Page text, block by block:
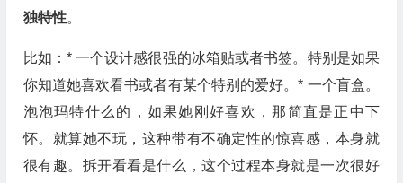
独特性。
比如：* 一个设计感很强的冰箱贴或者书签。特别是如果
你知道她喜欢看书或者有某个特别的爱好。* 一个盲盒。
泡泡玛特什么的，如果她刚好喜欢，那简直是正中下
怀。就算她不玩，这种带有不确定性的惊喜感，本身就
很有趣。拆开看看是什么，这个过程本身就是一次很好